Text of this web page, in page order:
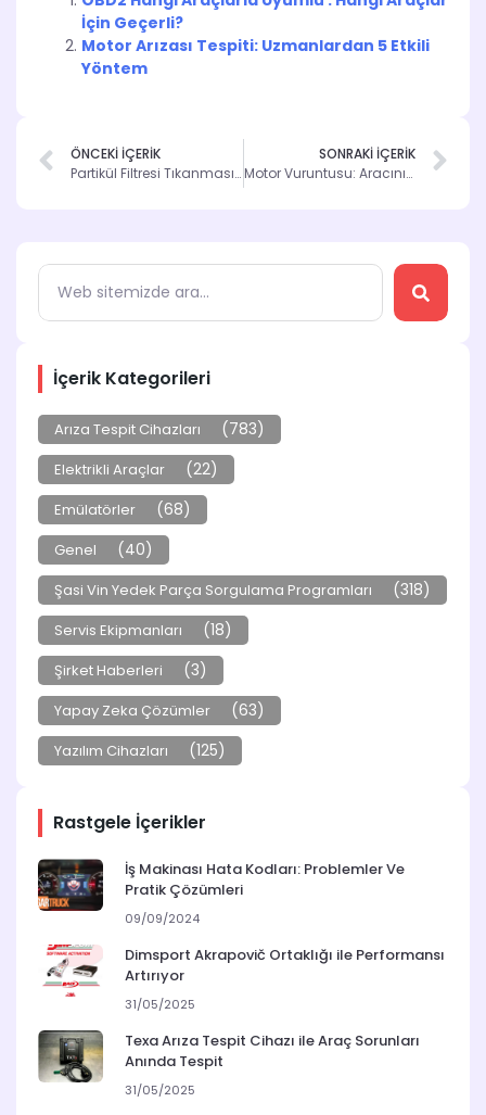
İçerik Kategorileri
Arıza Tespit Cihazları (783)
Elektrikli Araçlar (22)
Emülatörler (68)
Genel (40)
Şasi Vin Yedek Parça Sorgulama Programları (318)
Servis Ekipmanları (18)
Şirket Haberleri (3)
Yapay Zeka Çözümler (63)
Yazılım Cihazları (125)
Rastgele İçerikler
İş Makinası Hata Kodları: Problemler Ve
Pratik Çözümleri
09/09/2024
Dimsport Akrapovič Ortaklığı ile Performansı
Artırıyor
31/05/2025
Texa Arıza Tespit Cihazı ile Araç Sorunları
Anında Tespit
31/05/2025
İçin Geçerli?
Motor Arızası Tespiti: Uzmanlardan 5 Etkili
Yöntem
ÖNCEKİ İÇERİK
Partikül Filtresi Tıkanması: Araç Performansına Etkileri
SONRAKİ İÇERİK
Motor Vuruntusu: Aracınızda Neler Oluyor?